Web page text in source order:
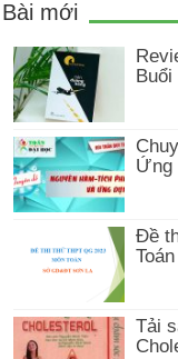
Bài mới
Buổi
Ứng
Đề
Tải